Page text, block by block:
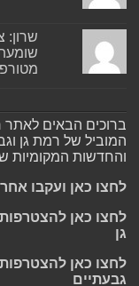
שרון:
ברוכים הבאים לאתר
המוביל של רמת גן
והחדשות המקומיות
לחצו כאן ועקבו
לחצו כאן
גן
לחצו כאן
גבעתיים